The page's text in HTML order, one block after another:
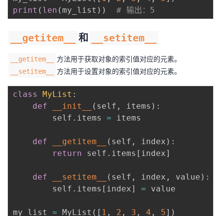
print ( len ( my_list ) ) # 输出：5
__getitem__ 和 __setitem__
__getitem__ 方法用于获取对象的索引值对应的元素。
__setitem__ 方法用于设置对象的索引值对应的元素。
class MyList :
def
__init__ ( self , items ) :
        self
. items = items
def __getitem__ ( self , index ) :
return self . items [ index]
def __setitem__ ( self , index , value ) :
        self
. items [ index] = value
my_list = MyList ( [ 1 , 2 , 3 , 4 , 5] )